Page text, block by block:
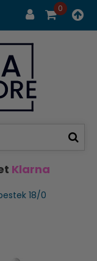
0
Klarna
18/0